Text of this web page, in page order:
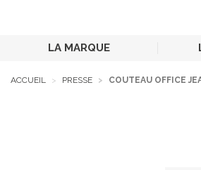
LA MARQUE
ACCUEIL PRESSE COUTEAU OFFICE